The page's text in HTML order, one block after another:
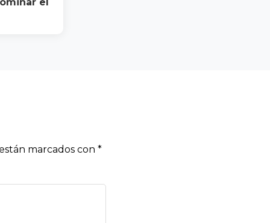
marcados con *